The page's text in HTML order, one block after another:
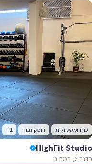
כוח ומשקולות דופק גבוה +1
HighFit Studio
בדנר 6, רמת גן